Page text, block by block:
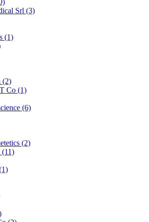
Srl (3)
(1)
(2)
Co (1)
(6)
(2)
(11)